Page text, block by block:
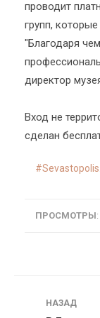
проводит
групп,
"Благодаря
директор
Вход не
сделан
ПРОСМОТРЫ
Навигация
НАЗАД